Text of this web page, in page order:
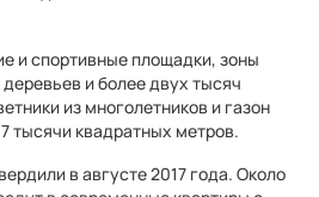
и спортивные площадки, зоны
и более двух тысяч
из многолетников и газон
тысячи квадратных метров.
в августе 2017 года. Около